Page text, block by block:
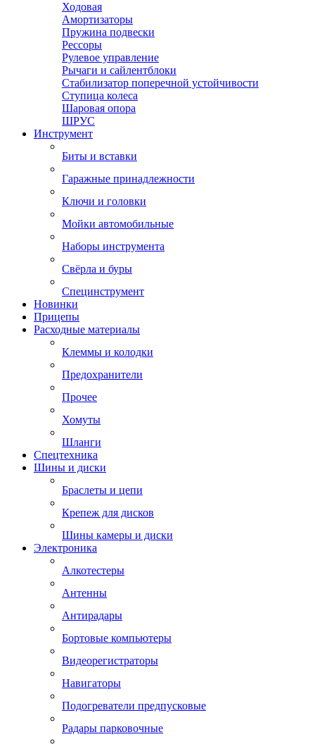
Ходовая
Амортизаторы
Пружина подвески
Рессоры
Рулевое управление
Рычаги и сайлентблоки
Стабилизатор поперечной устойчивости
Ступица колеса
Шаровая опора
ШРУС
Инструмент
Биты и вставки
Гаражные принадлежности
Ключи и головки
Мойки автомобильные
Наборы инструмента
Свёрла и буры
Специнструмент
Новинки
Прицепы
Расходные материалы
Клеммы и колодки
Предохранители
Прочее
Хомуты
Шланги
Спецтехника
Шины и диски
Браслеты и цепи
Крепеж для дисков
Шины камеры и диски
Электроника
Алкотестеры
Антенны
Антирадары
Бортовые компьютеры
Видеорегистраторы
Навигаторы
Подогреватели предпусковые
Радары парковочные